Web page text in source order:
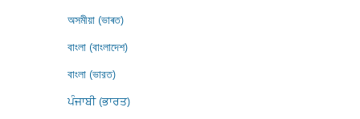
অসমীয়া (ভাৰত)
বাংলা (বাংলাদেশ)
বাংলা (ভারত)
ਪੰਜਾਬੀ (ਭਾਰਤ)